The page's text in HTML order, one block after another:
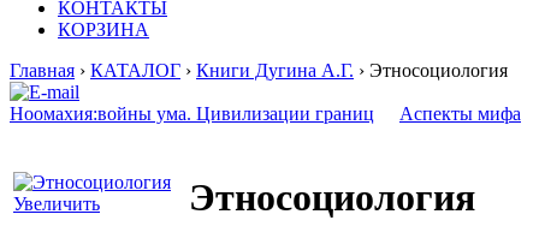
КОНТАКТЫ
КОРЗИНА
Главная › КАТАЛОГ › Книги Дугина А.Г. › Этносоциология
Ноомахия:войны ума. Цивилизации границ Аспекты мифа
Увеличить Этносоциология